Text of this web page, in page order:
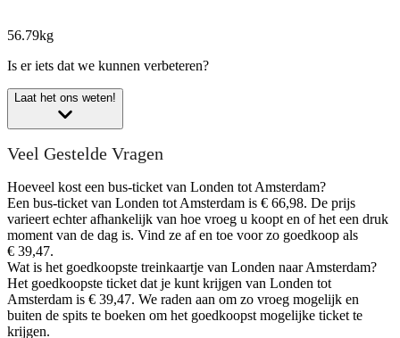
56.79kg
Is er iets dat we kunnen verbeteren?
Laat het ons weten!
Veel Gestelde Vragen
Hoeveel kost een bus-ticket van Londen tot Amsterdam?
Een bus-ticket van Londen tot Amsterdam is € 66,98. De prijs
varieert echter afhankelijk van hoe vroeg u koopt en of het een druk
moment van de dag is. Vind ze af en toe voor zo goedkoop als
€ 39,47.
Wat is het goedkoopste treinkaartje van Londen naar Amsterdam?
Het goedkoopste ticket dat je kunt krijgen van Londen tot
Amsterdam is € 39,47. We raden aan om zo vroeg mogelijk en
buiten de spits te boeken om het goedkoopst mogelijke ticket te
krijgen.